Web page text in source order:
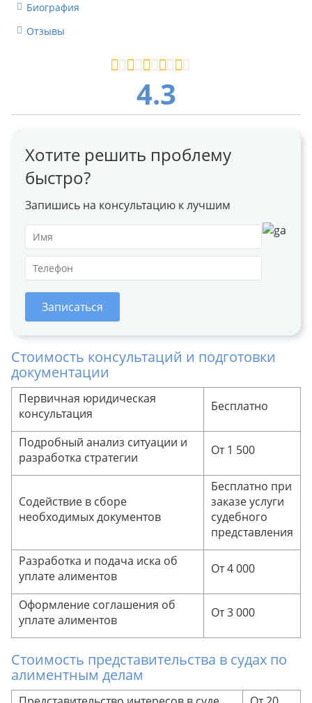
Биография
Отзывы
4.3
Хотите решить проблему
быстро?
Запишись на консультацию к лучшим
Записаться
Стоимость консультаций и подготовки
документации
Первичная юридическая
консультация
Бесплатно
Подробный анализ ситуации и
разработка стратегии
От 1 500
Содействие в сборе
необходимых документов
Бесплатно при
заказе услуги
судебного
представления
Разработка и подача иска об
уплате алиментов
От 4 000
Оформление соглашения об
уплате алиментов
От 3 000
Стоимость представительства в судах по
алиментным делам